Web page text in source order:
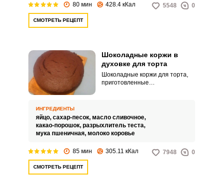
80 мин 428.4 кКал 5548 0
СМОТРЕТЬ РЕЦЕПТ
Шоколадные коржи в
духовке для торта
Шоколадные коржи для торта,
приготовленные
покупных. Торт с такими
коржами можно смазать
заварным кремом и добавить
любимые фрукты, получится
праздничного стола.
ИНГРЕДИЕНТЫ
яйцо, сахар-песок, масло сливочное,
какао-порошок, разрыхлитель теста,
мука пшеничная, молоко коровье
85 мин 305.11 кКал 7948 0
СМОТРЕТЬ РЕЦЕПТ